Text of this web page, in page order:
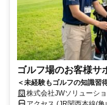
ゴルフ場のお客様サ
＜未経験もゴルフの知識
でプライベートと両立！車
株式会社JWソリューシ